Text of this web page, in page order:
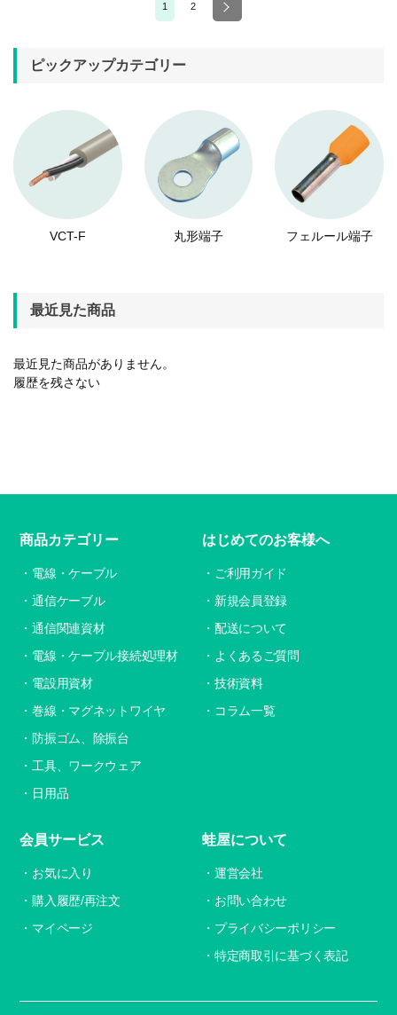
1 2
ピックアップカテゴリー
VCT-F 丸形端子 フェルール端子
最近見た商品
最近見た商品がありません。
履歴を残さない
商品カテゴリー
電線・ケーブル
通信ケーブル
通信関連資材
電線・ケーブル接続処理材
電設用資材
巻線・マグネットワイヤ
防振ゴム、除振台
工具、ワークウェア
日用品
はじめてのお客様へ
ご利用ガイド
新規会員登録
配送について
よくあるご質問
技術資料
コラム一覧
会員サービス
お気に入り
購入履歴/再注文
マイページ
蛙屋について
運営会社
お問い合わせ
プライバシーポリシー
特定商取引に基づく表記